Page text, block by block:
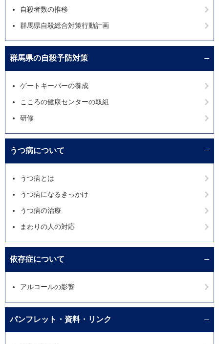
自殺者数の推移
群馬県自殺総合対策行動計画
群馬県の自殺予防対策
ゲートキーパーの養成
こころの健康センターの取組
研修
うつ病について
うつ病とは
うつ病になるきっかけ
うつ病の治療
まわりの人の対応
依存症について
アルコールの影響
パンフレット・資料・リンク